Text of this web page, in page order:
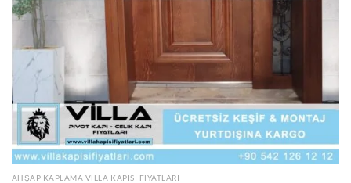
AHŞAP KAPLAMA VILLA KAPISI FIYATLARI